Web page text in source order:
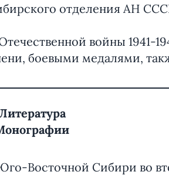
отделения АН
войны 1941-
боевыми медалями,
Восточной Сибири во